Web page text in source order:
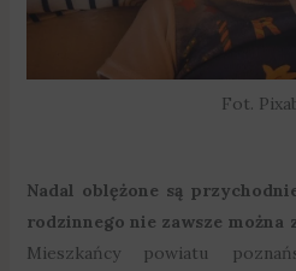
Fot.
Nadal oblężone są
rodzinnego nie zawsze można
Mieszkańcy powiatu